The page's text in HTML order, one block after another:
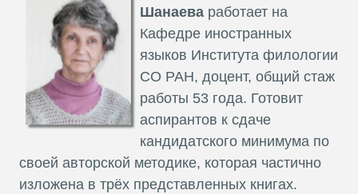
Шанаева работает на
Кафедре иностранных
языков Института филологии
СО РАН, доцент, общий стаж
работы 53 года. Готовит
аспирантов к сдаче
кандидатского минимума по
своей авторской методике, которая частично
изложена в трёх представленных книгах.